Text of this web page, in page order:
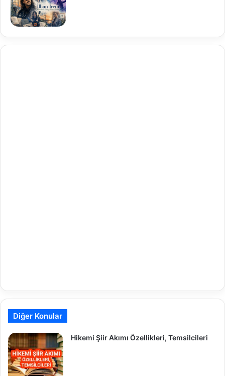
Diğer Konular
Hikemi Şiir Akımı Özellikleri, Temsilcileri